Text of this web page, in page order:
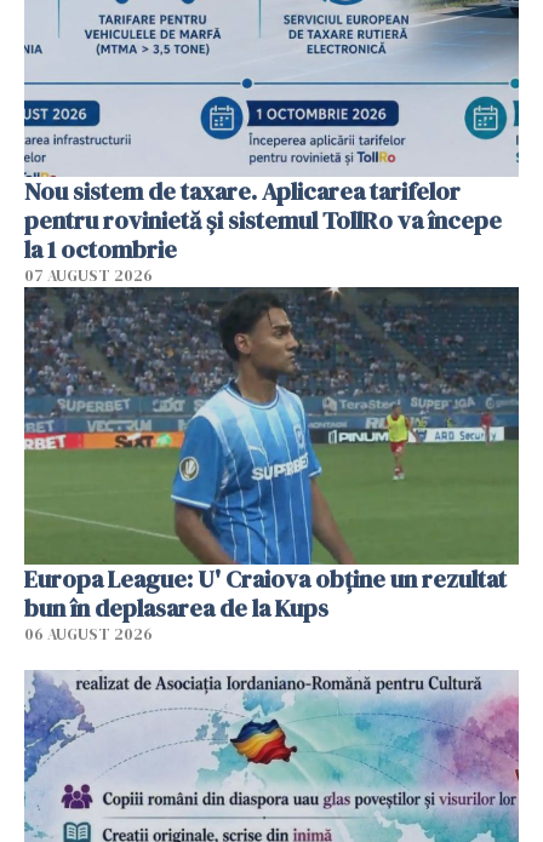
Nou sistem de taxare. Aplicarea tarifelor
pentru rovinietă şi sistemul TollRo va începe
la 1 octombrie
07 AUGUST 2026
Europa League: U' Craiova obține un rezultat
bun în deplasarea de la Kups
06 AUGUST 2026